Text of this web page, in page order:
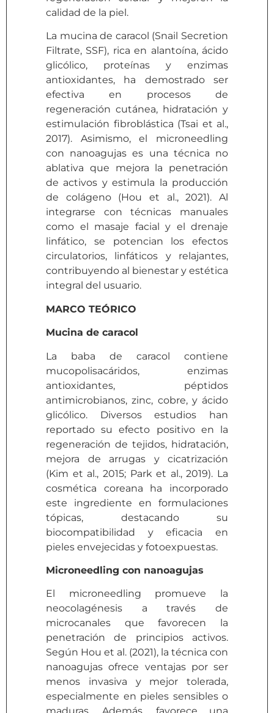
calidad de la piel.
La mucina de caracol (Snail Secretion
Filtrate, SSF), rica en alantoína, ácido
glicólico, proteínas y enzimas
antioxidantes, ha demostrado ser
efectiva en procesos de
regeneración cutánea, hidratación y
estimulación fibroblástica (Tsai et al.,
2017). Asimismo, el microneedling
con nanoagujas es una técnica no
ablativa que mejora la penetración
de activos y estimula la producción
de colágeno (Hou et al., 2021). Al
integrarse con técnicas manuales
como el masaje facial y el drenaje
linfático, se potencian los efectos
circulatorios, linfáticos y relajantes,
contribuyendo al bienestar y estética
integral del usuario.
MARCO TEÓRICO
Mucina de caracol
La baba de caracol contiene
mucopolisacáridos, enzimas
antioxidantes, péptidos
antimicrobianos, zinc, cobre, y ácido
glicólico. Diversos estudios han
reportado su efecto positivo en la
regeneración de tejidos, hidratación,
mejora de arrugas y cicatrización
(Kim et al., 2015; Park et al., 2019). La
cosmética coreana ha incorporado
este ingrediente en formulaciones
tópicas, destacando su
biocompatibilidad y eficacia en
pieles envejecidas y fotoexpuestas.
Microneedling con nanoagujas
El microneedling promueve la
neocolagénesis a través de
microcanales que favorecen la
penetración de principios activos.
Según Hou et al. (2021), la técnica con
nanoagujas ofrece ventajas por ser
menos invasiva y mejor tolerada,
especialmente en pieles sensibles o